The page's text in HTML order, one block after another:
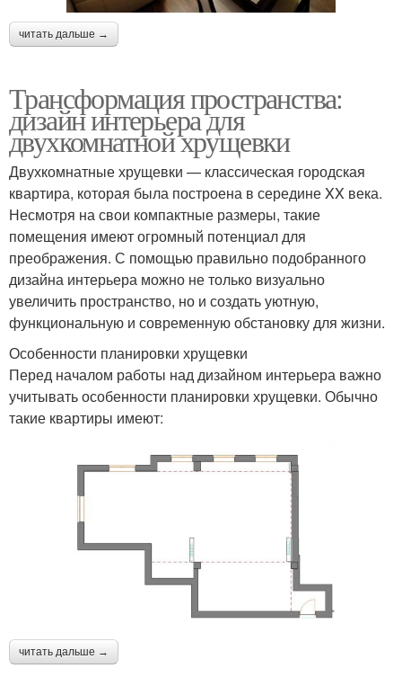
читать дальше →
Трансформация пространства:
дизайн интерьера для
двухкомнатной хрущевки
Двухкомнатные хрущевки — классическая городская
квартира, которая была построена в середине XX века.
Несмотря на свои компактные размеры, такие
помещения имеют огромный потенциал для
преображения. С помощью правильно подобранного
дизайна интерьера можно не только визуально
увеличить пространство, но и создать уютную,
функциональную и современную обстановку для жизни.
Особенности планировки хрущевки
Перед началом работы над дизайном интерьера важно
учитывать особенности планировки хрущевки. Обычно
такие квартиры имеют:
читать дальше →